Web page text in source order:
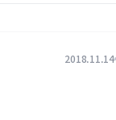
2018.11.14